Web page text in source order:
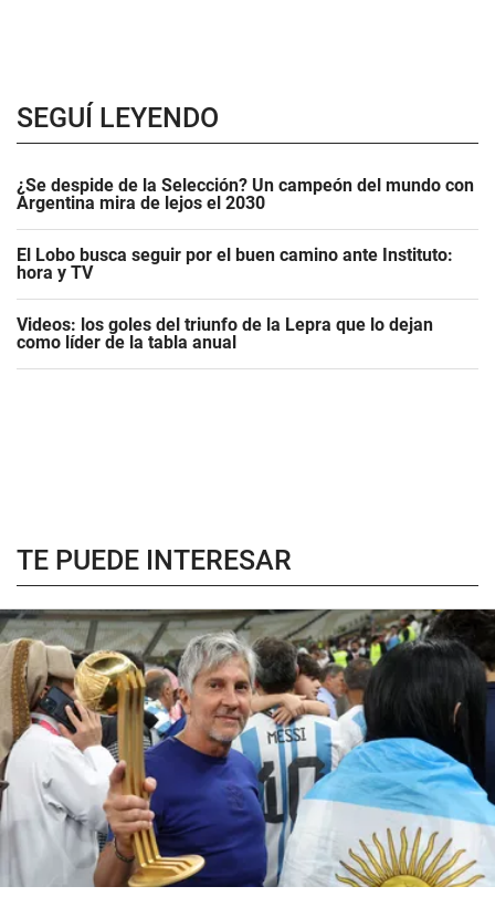
SEGUÍ LEYENDO
¿Se despide de la Selección? Un campeón del mundo con
Argentina mira de lejos el 2030
El Lobo busca seguir por el buen camino ante Instituto:
hora y TV
Videos: los goles del triunfo de la Lepra que lo dejan
como líder de la tabla anual
TE PUEDE INTERESAR